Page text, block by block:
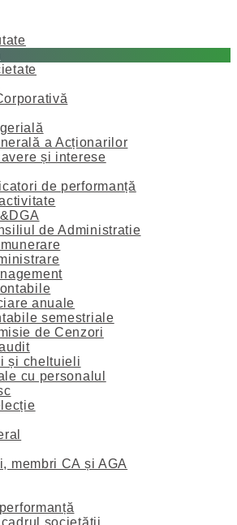
a Acționarilor
și interese
de performanță
de Administratie
anuale
semestriale
de Cenzori
și cheltuieli
cu personalul
membri CA și AGA
societății